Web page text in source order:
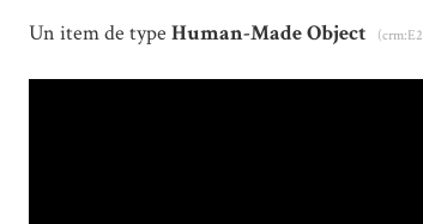
Un item de type Human-Made Object